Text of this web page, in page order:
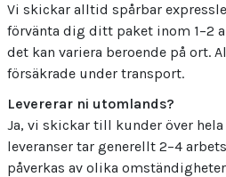
Vi skickar alltid spårbar
förvänta dig ditt paket inom 1–2
det kan variera beroende på ort.
försäkrade under transport.
Levererar ni utomlands?
Ja, vi skickar till kunder över
leveranser tar generellt 2–4
påverkas av olika